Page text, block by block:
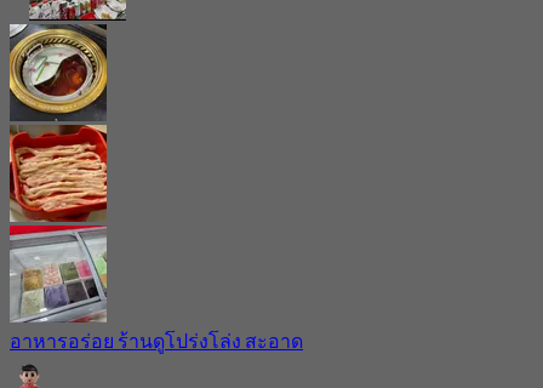
อาหารอร่อย ร้านดูโปร่งโล่ง สะอาด